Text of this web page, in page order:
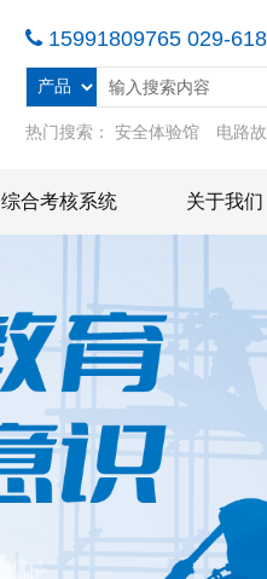
15991809765 029-
热门搜索： 安全体验馆 电路
综合考核系统 关于我们